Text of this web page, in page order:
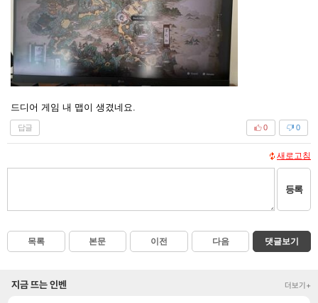
드디어 게임 내 맵이 생겼네요.
답글 0
0
새로고침
등록
목록 본문 이전 다음 댓글보기
지금 뜨는 인벤 더보기+